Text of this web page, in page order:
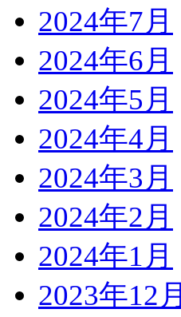
2024年7月
2024年6月
2024年5月
2024年4月
2024年3月
2024年2月
2024年1月
2023年12月